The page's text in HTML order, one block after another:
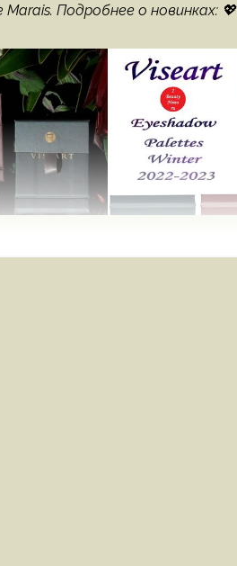
Подробнее о новинках: